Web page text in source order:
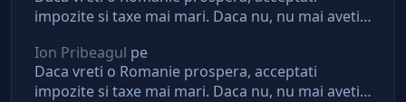
impozite si taxe mai mari. Daca nu, nu mai aveti
Ion Pribeagul pe
Daca vreti o Romanie prospera, acceptati
impozite si taxe mai mari. Daca nu, nu mai aveti